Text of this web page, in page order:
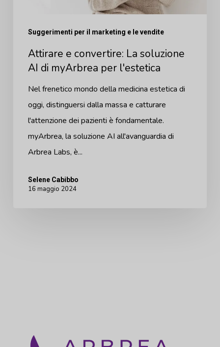
Suggerimenti per il marketing e le vendite
Attirare e convertire: La soluzione
AI di myArbrea per l'estetica
Nel frenetico mondo della medicina estetica di
oggi, distinguersi dalla massa e catturare
l'attenzione dei pazienti è fondamentale.
myArbrea, la soluzione AI all'avanguardia di
Arbrea Labs, è...
Selene Cabibbo
16 maggio 2024